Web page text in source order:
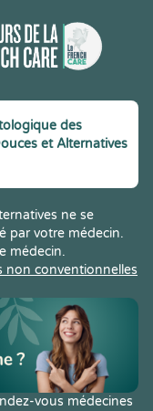
des
et Alternatives
ne se
par votre médecin.
médecin.
non conventionnelles
vous médecines